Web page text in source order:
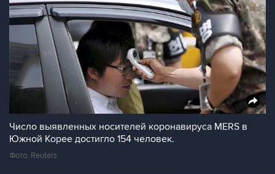
Число выявленных носителей коронавируса MERS в
Южной Корее достигло 154 человек.
Фото: Reuters